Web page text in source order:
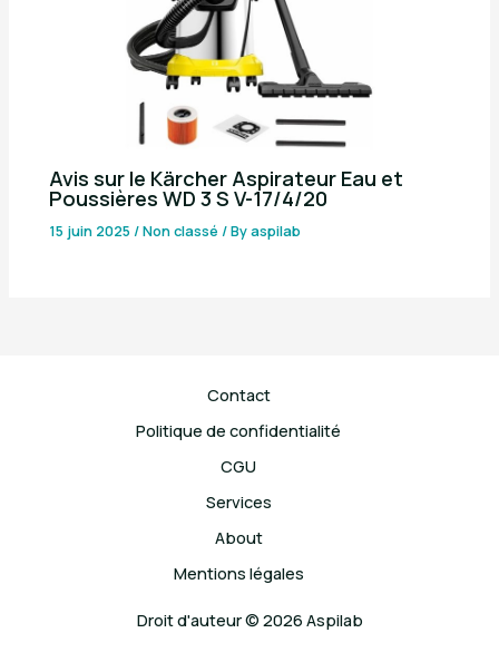
Avis sur le Kärcher Aspirateur Eau et
Poussières WD 3 S V-17/4/20
15 juin 2025/Non classé / Byaspilab
Contact
Politique de confidentialité
CGU
Services
About
Mentions légales
Droit d'auteur © 2026 Aspilab